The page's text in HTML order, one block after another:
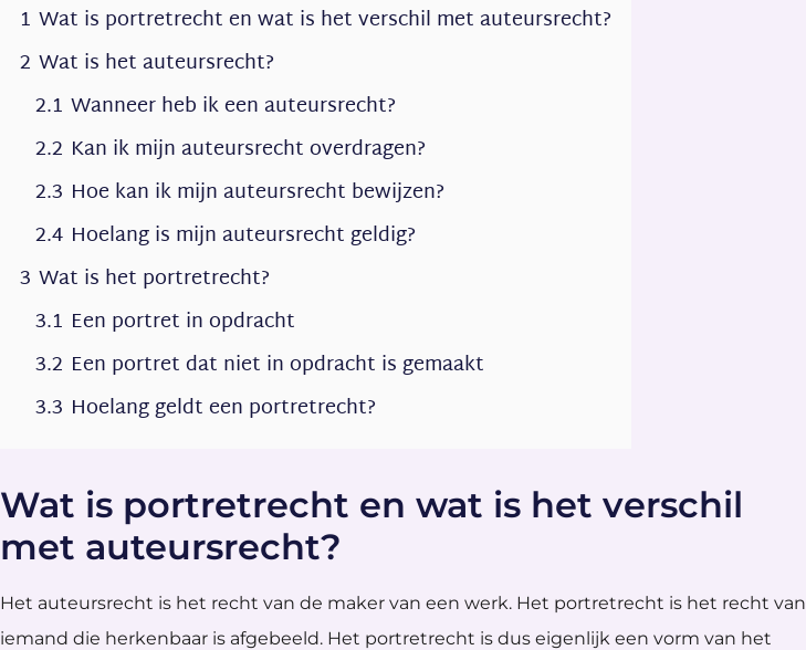
1 Wat is portretrecht en wat is het verschil met auteursrecht?
2 Wat is het auteursrecht?
2.1 Wanneer heb ik een auteursrecht?
2.2 Kan ik mijn auteursrecht overdragen?
2.3 Hoe kan ik mijn auteursrecht bewijzen?
2.4 Hoelang is mijn auteursrecht geldig?
3 Wat is het portretrecht?
3.1 Een portret in opdracht
3.2 Een portret dat niet in opdracht is gemaakt
3.3 Hoelang geldt een portretrecht?
Wat is portretrecht en wat is het verschil
met auteursrecht?
Het auteursrecht is het recht van de maker van een werk. Het portretrecht is het recht van
iemand die herkenbaar is afgebeeld. Het portretrecht is dus eigenlijk een vorm van het